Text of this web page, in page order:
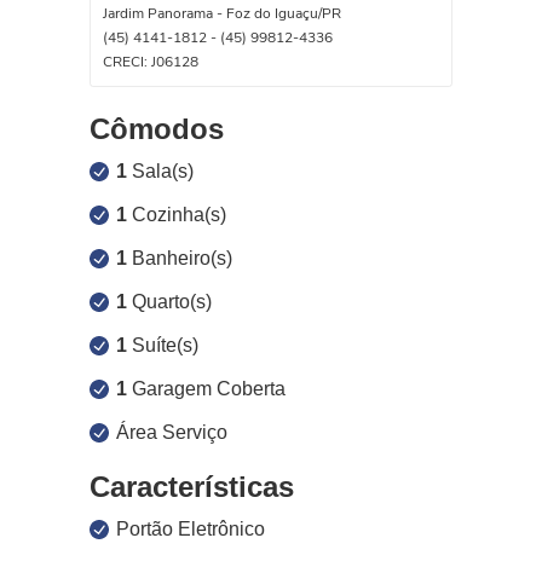
Jardim Panorama - Foz do Iguaçu/PR
(45) 4141-1812 - (45) 99812-4336
CRECI: J06128
Cômodos
1 Sala(s)
1 Cozinha(s)
1 Banheiro(s)
1 Quarto(s)
1 Suíte(s)
1 Garagem Coberta
Área Serviço
Características
Portão Eletrônico